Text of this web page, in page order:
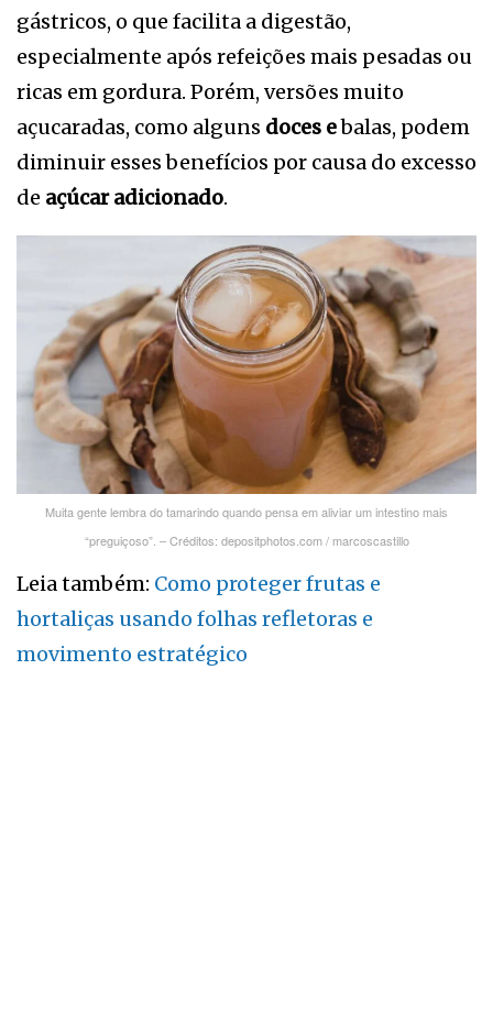
gástricos, o que facilita a digestão,
especialmente após refeições mais pesadas ou
ricas em gordura. Porém, versões muito
açucaradas, como alguns doces ebalas, podem
diminuir esses benefícios por causa do excesso
de açúcar adicionado.
Muita gente lembra do tamarindo quando pensa em aliviar um intestino mais
“preguiçoso”. – Créditos: depositphotos.com / marcoscastillo
Leia também: Como proteger frutas e
hortaliças usando folhas refletoras e
movimento estratégico